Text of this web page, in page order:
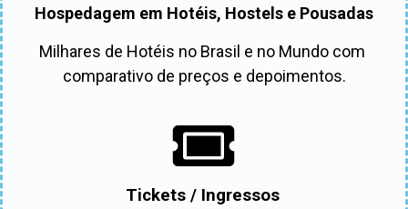
Hospedagem em Hotéis, Hostels e Pousadas
Milhares de Hotéis no Brasil e no Mundo com
comparativo de preços e depoimentos.
Tickets / Ingressos